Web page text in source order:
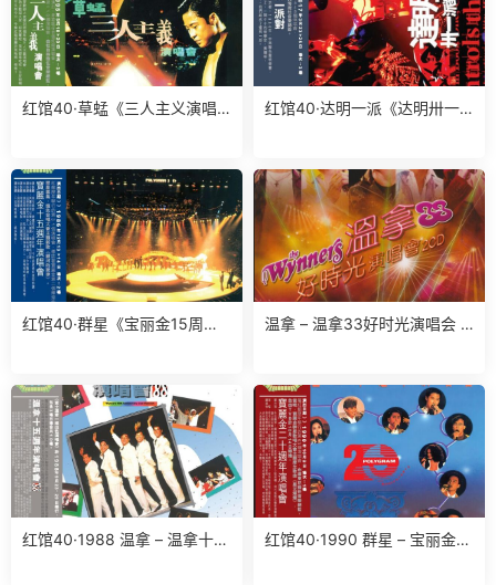
红馆40·草蜢《三人主义演唱
红馆40·达明一派《达明卅一
红馆40·群星《宝丽金15周年
温拿 – 温拿33好时光演唱会 2
红馆40·1988 温拿 – 温拿十五
红馆40·1990 群星 – 宝丽金2